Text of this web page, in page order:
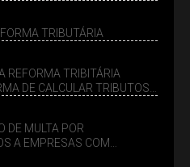
TRIBUTÁRIA
REFORMA TRIBITÁRIA
DE CALCULAR TRIBUTOS
DE MULTA POR
A EMPRESAS COM